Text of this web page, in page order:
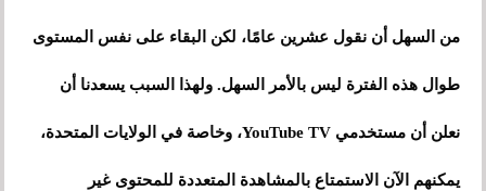
من السهل أن نقول عشرين عامًا، لكن البقاء على نفس المستوى
طوال هذه الفترة ليس بالأمر السهل. ولهذا السبب يسعدنا أن
نعلن أن مستخدمي YouTube TV، وخاصة في الولايات المتحدة،
يمكنهم الآن الاستمتاع بالمشاهدة المتعددة للمحتوى غير